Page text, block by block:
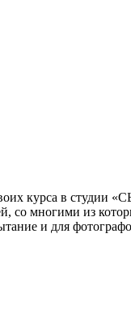
курса в
со многими из
и для